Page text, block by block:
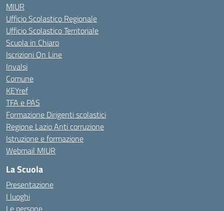
MIUR
Ufficio Scolastico Regionale
Ufficio Scolastico Territoriale
Scuola in Chiaro
Iscrizioni On Line
Invalsi
Comune
KEYref
TFA e PAS
Formazione Dirigenti scolastici
Regione Lazio Anti corruzione
Istruzione e formazione
Webmail MIUR
La Scuola
Presentazione
I luoghi